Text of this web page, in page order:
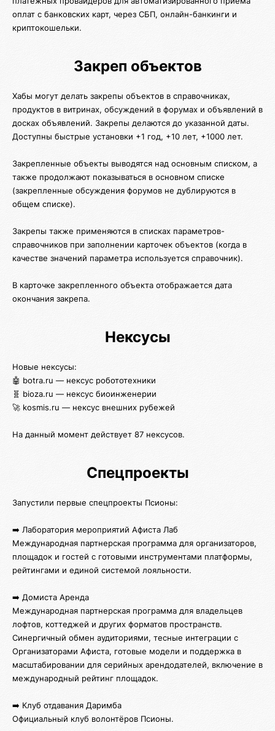
оплат с банковских карт, через СБП, онлайн-банкинги и
криптокошельки.
Закреп объектов
Хабы могут делать закрепы объектов в справочниках,
продуктов в витринах, обсуждений в форумах и объявлений в
досках объявлений. Закрепы делаются до указанной даты.
Доступны быстрые установки +1 год, +10 лет, +1000 лет.
Закрепленные объекты выводятся над основным списком, а
также продолжают показываться в основном списке
(закрепленные обсуждения форумов не дублируются в
общем списке).
Закрепы также применяются в списках параметров-
справочников при заполнении карточек объектов (когда в
качестве значений параметра используется справочник).
В карточке закрепленного объекта отображается дата
окончания закрепа.
Нексусы
Новые нексусы:
🤖 botra.ru — нексус робототехники
🧬 bioza.ru — нексус биоинженерии
🚀 kosmis.ru — нексус внешних рубежей
На данный момент действует 87 нексусов.
Спецпроекты
Запустили первые спецпроекты Псионы:
➡️ Лаборатория мероприятий Афиста Лаб
Международная партнерская программа для организаторов,
площадок и гостей с готовыми инструментами платформы,
рейтингами и единой системой лояльности.
➡️ Домиста Аренда
Международная партнерская программа для владельцев
лофтов, коттеджей и других форматов пространств.
Синергичный обмен аудиториями, тесные интеграции с
Организаторами Афиста, готовые модели и поддержка в
масштабировании для серийных арендодателей, включение в
международный рейтинг площадок.
➡️ Клуб отдавания Даримба
Официальный клуб волонтёров Псионы.